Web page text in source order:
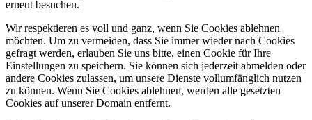
erneut besuchen.
Wir respektieren es voll und ganz, wenn Sie Cookies ablehnen
möchten. Um zu vermeiden, dass Sie immer wieder nach Cookies
gefragt werden, erlauben Sie uns bitte, einen Cookie für Ihre
Einstellungen zu speichern. Sie können sich jederzeit abmelden oder
andere Cookies zulassen, um unsere Dienste vollumfänglich nutzen
zu können. Wenn Sie Cookies ablehnen, werden alle gesetzten
Cookies auf unserer Domain entfernt.